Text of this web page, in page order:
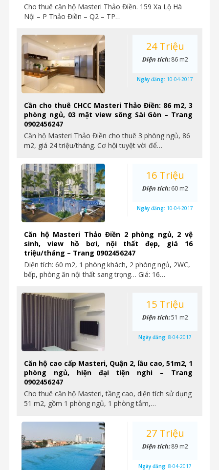
Cho thuê căn hộ Masteri Thảo Điền. 159 Xa Lộ Hà
Nội – P Thảo Điền – Q2 – TP…
Cần cho thuê CHCC Masteri Thảo Điền: 86 m2, 3
phòng ngủ, 03 mặt view sông Sài Gòn – Trang
0902456247
Căn hộ Masteri Thảo Điền cho thuê 3 phòng ngủ, 86
m2, giá 24 triệu/tháng. Cơ hội tuyệt vời để…
24 Triệu
Diện tích:86 m2
Ngày đăng: 10-04-2017
Căn hộ Masteri Thảo Điền 2 phòng ngủ, 2 vệ
sinh, view hồ bơi, nội thất đẹp, giá 16
triệu/tháng – Trang 0902456247
Diện tích: 60 m2, 1 phòng khách, 2 phòng ngủ, 2WC,
bếp, phòng ăn nội thất sang trọng… Giá: 16…
16 Triệu
Diện tích:60 m2
Ngày đăng: 10-04-2017
Căn hộ cao cấp Masteri, Quận 2, lầu cao, 51m2, 1
phòng ngủ, hiện đại tiện nghi – Trang
0902456247
Cho thuê căn hộ Masteri, tầng cao, diện tích sử dụng
51 m2, gồm 1 phòng ngủ, 1 phòng tắm,…
15 Triệu
Diện tích:51 m2
Ngày đăng: 8-04-2017
27 Triệu
Diện tích:89 m2
Ngày đăng: 8-04-2017